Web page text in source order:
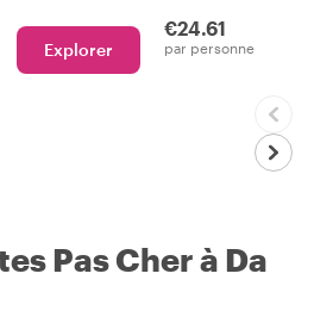
Explorer
€24.61
par personne
Pas Cher à Da